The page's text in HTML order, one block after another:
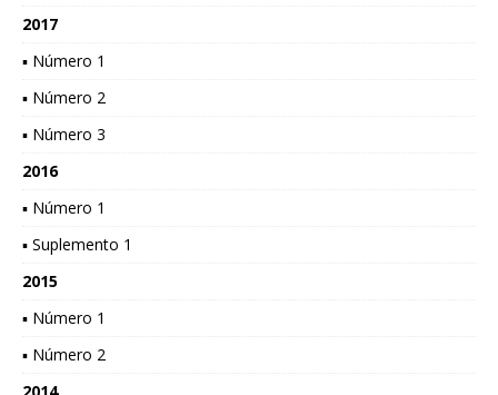
2017
▪ Número 1
▪ Número 2
▪ Número 3
2016
▪ Número 1
▪ Suplemento 1
2015
▪ Número 1
▪ Número 2